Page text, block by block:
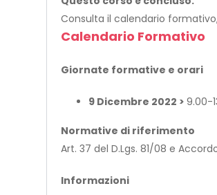
Consulta il calendario
Calendario Formativo
Giornate formative e orari
9 Dicembre 2022 > 9.00-
Normative di riferimento
Art. 37 del D.Lgs. 81/08 e
Informazioni